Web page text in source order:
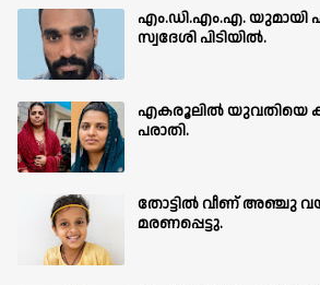
എം.ഡി.എം.എ. യുമായി
സ്വദേശി പിടിയിൽ.
എകരൂലിൽ യുവതിയെ
പരാതി.
തോട്ടിൽ വീണ് അഞ്ചു
മരണപ്പെട്ടു.